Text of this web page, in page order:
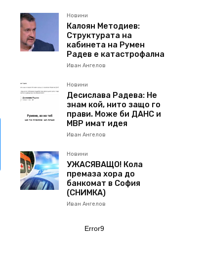
Новини
Калоян Методиев:
Структурата на
кабинета на Румен
Радев е катастрофална
Иван Ангелов
Новини
Десислава Радева: Не
знам кой, нито защо го
прави. Може би ДАНС и
МВР имат идея
Иван Ангелов
Новини
УЖАСЯВАЩО! Кола
премаза хора до
банкомат в София
(СНИМКА)
Иван Ангелов
Error9